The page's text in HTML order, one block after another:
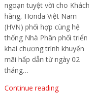
ngoạn tuyệt vời cho Khách
hàng, Honda Việt Nam
(HVN) phối hợp cùng hệ
thống Nhà Phân phối triển
khai chương trình khuyến
mãi hấp dẫn từ ngày 02
tháng…
Continue reading